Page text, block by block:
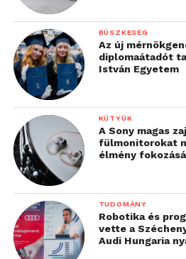
BÜSZKESÉG
Az új
diplomaátadót
István Egyetem
KÜTYÜK
A Sony magas
fülmonitorokat
élmény
TUDOMÁNY
Robotika és
vette a
Audi Hungaria